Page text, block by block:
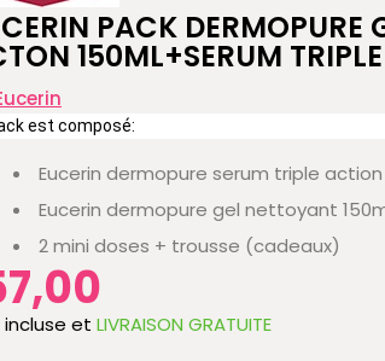
PACK DERMOPURE
150ML+SERUM
est composé:
Eucerin dermopure serum triple
Eucerin dermopure gel nettoyant
2 mini doses + trousse (cadeaux)
incluse et LIVRAISON GRATUITE